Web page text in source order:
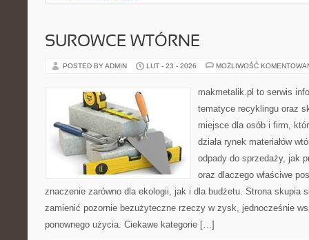
SUROWCE WTÓRNE
POSTED BY ADMIN LUT - 23 - 2026 MOŻLIWOŚĆ
makmetalik.pl to serwis
tematyce recyklingu oraz
miejsce dla osób i firm,
działa rynek materiałów
odpady do sprzedaży, jak
oraz dlaczego właściwe
znaczenie zarówno dla ekologii, jak i dla budżetu. Strona skupia
zamienić pozornie bezużyteczne rzeczy w zysk, jednocześnie
ponownego użycia. Ciekawe kategorie […]